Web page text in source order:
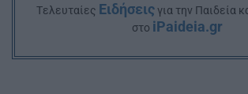
Tελευταίες Ειδήσειςγια την Παιδεία
στο iPaideia.gr